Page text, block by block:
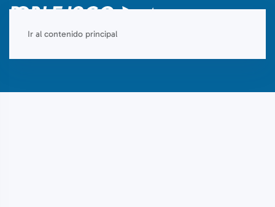
Ir al contenido principal